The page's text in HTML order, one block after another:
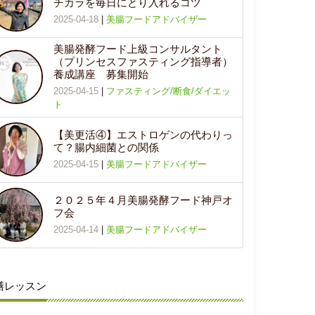
2025-04-18 |美腸フードアドバイザー
美腸発酵フード上級コンサルタント
（プリンセスファスティング指導者）
養成講座 募集開始
2025-04-15
ファスティング/断食/ダイエッ
ト
【美更活④】エストロゲンの代わりっ
て？腸内細菌との関係
2025-04-15 |美腸フードアドバイザー
２０２５年４月美腸発酵フード神戸オ
フ会
2025-04-14 |美腸フードアドバイザー
レッスン